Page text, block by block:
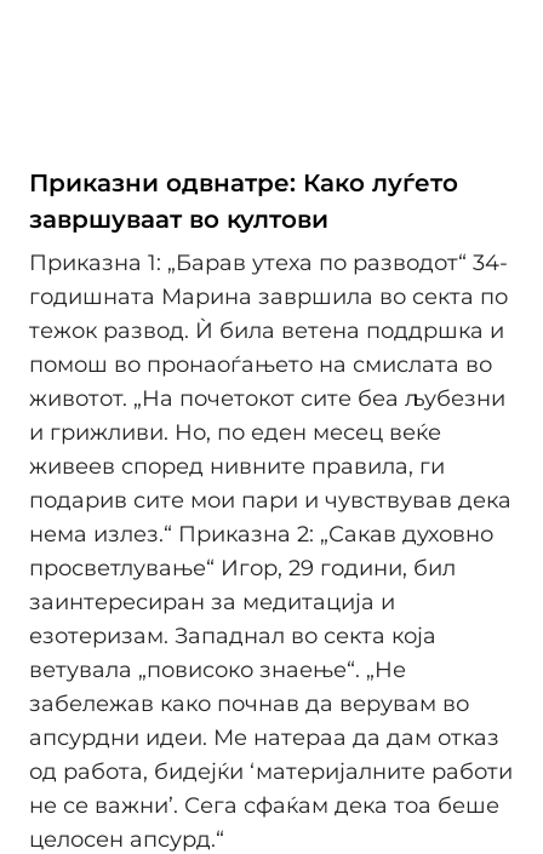
Приказни одвнатре: Како луѓето
завршуваат во култови
Приказна 1: „Барав утеха по разводот“ 34-
годишната Марина завршила во секта по
тежок развод. Ѝ била ветена поддршка и
помош во пронаоѓањето на смислата во
животот. „На почетокот сите беа љубезни
и грижливи. Но, по еден месец веќе
живеев според нивните правила, ги
подарив сите мои пари и чувствував дека
нема излез.“ Приказна 2: „Сакав духовно
просветлување“ Игор, 29 години, бил
заинтересиран за медитација и
езотеризам. Западнал во секта која
ветувала „повисоко знаење“. „Не
забележав како почнав да верувам во
апсурдни идеи. Ме натераа да дам отказ
од работа, бидејќи ‘материјалните работи
не се важни’. Сега сфаќам дека тоа беше
целосен апсурд.“